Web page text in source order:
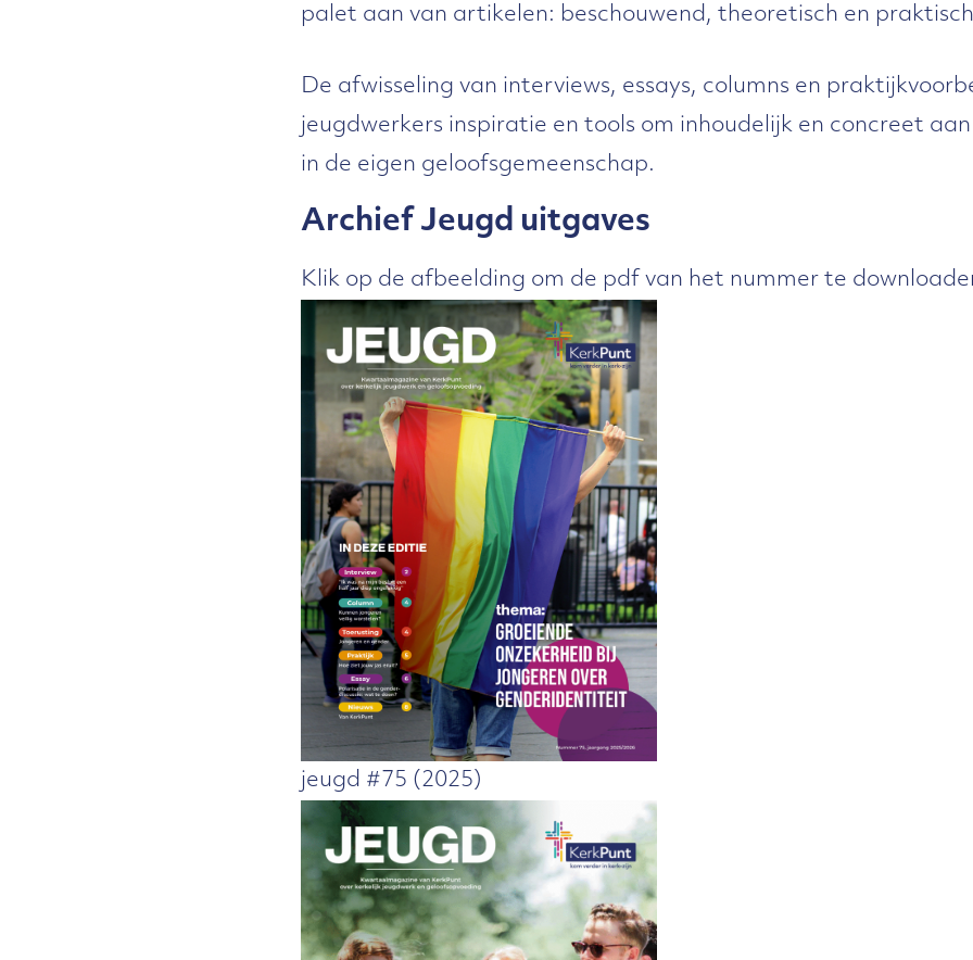
palet aan van artikelen: beschouwend, theoretisch en
De afwisseling van interviews, essays, columns en
jeugdwerkers inspiratie en tools om inhoudelijk en concreet
in de eigen geloofsgemeenschap.
Archief Jeugd uitgaves
Klik op de afbeelding om de pdf van het nummer te
jeugd #75 (2025)